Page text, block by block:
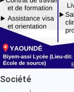
Société